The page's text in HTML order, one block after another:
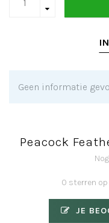
Geen informatie
Peacock
0 sterren
JE